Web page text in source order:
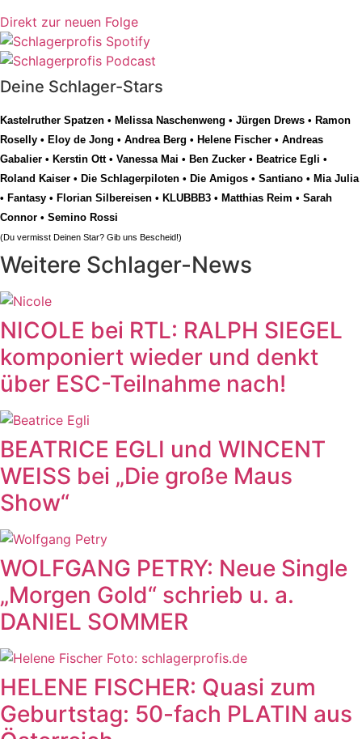
Direkt zur neuen Folge
Deine Schlager-Stars
Kastelruther Spatzen • Melissa Naschenweng • Jürgen Drews • Ramon
Roselly • Eloy de Jong • Andrea Berg • Helene Fischer • Andreas
Gabalier • Kerstin Ott• Vanessa Mai • Ben Zucker • Beatrice Egli •
Roland Kaiser • Die Schlagerpiloten • Die Amigos • Santiano • Mia Julia
• Fantasy • Florian Silbereisen • KLUBBB3 • Matthias Reim • Sarah
Connor • Semino Rossi
(Du vermisst Deinen Star? Gib uns Bescheid!)
Weitere Schlager-News
NICOLE bei RTL: RALPH SIEGEL
komponiert wieder und denkt
über ESC-Teilnahme nach!
BEATRICE EGLI und WINCENT
WEISS bei „Die große Maus
Show“
WOLFGANG PETRY: Neue Single
„Morgen Gold“ schrieb u. a.
DANIEL SOMMER
HELENE FISCHER: Quasi zum
Geburtstag: 50-fach PLATIN aus